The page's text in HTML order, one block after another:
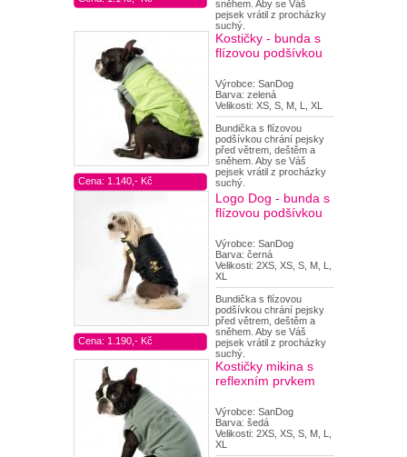
sněhem. Aby se Váš
pejsek vrátil z procházky
suchý.
Kostičky - bunda s
flízovou podšívkou
Výrobce: SanDog
Barva: zelená
Velikosti: XS, S, M, L, XL
Bundička s flízovou
podšívkou chrání pejsky
před větrem, deštěm a
sněhem. Aby se Váš
pejsek vrátil z procházky
suchý.
Cena: 1.140,- Kč
Logo Dog - bunda s
flízovou podšívkou
Výrobce: SanDog
Barva: černá
Velikosti: 2XS, XS, S, M, L,
XL
Bundička s flízovou
podšívkou chrání pejsky
před větrem, deštěm a
sněhem. Aby se Váš
pejsek vrátil z procházky
suchý.
Cena: 1.190,- Kč
Kostičky mikina s
reflexním prvkem
Výrobce: SanDog
Barva: šedá
Velikosti: 2XS, XS, S, M, L,
XL